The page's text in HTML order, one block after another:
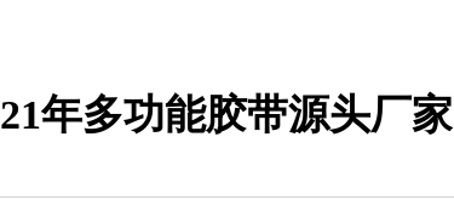
21年多功能胶带源头厂家